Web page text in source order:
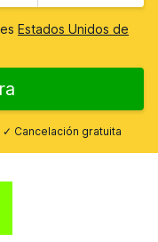
Estados Unidos de
Cancelación gratuita